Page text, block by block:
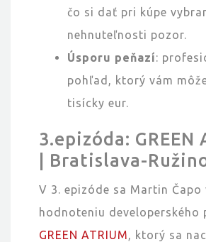
čo si dať pri kúpe
nehnuteľnosti pozor.
Úsporu peňazí:
pohľad, ktorý vám
tisícky eur.
3.epizóda: GREEN
| Bratislava-
V 3. epizóde sa Martin Čapo
hodnoteniu developerského
GREEN ATRIUM, ktorý sa